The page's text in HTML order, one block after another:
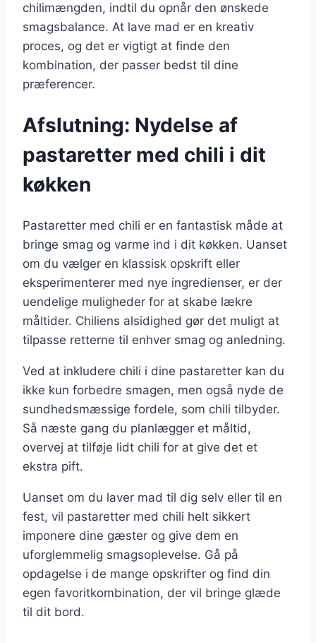
chilimængden, indtil du opnår den ønskede
smagsbalance. At lave mad er en kreativ
proces, og det er vigtigt at finde den
kombination, der passer bedst til dine
præferencer.
Afslutning: Nydelse af
pastaretter med chili i dit
køkken
Pastaretter med chili er en fantastisk måde at
bringe smag og varme ind i dit køkken. Uanset
om du vælger en klassisk opskrift eller
eksperimenterer med nye ingredienser, er der
uendelige muligheder for at skabe lækre
måltider. Chiliens alsidighed gør det muligt at
tilpasse retterne til enhver smag og anledning.
Ved at inkludere chili i dine pastaretter kan du
ikke kun forbedre smagen, men også nyde de
sundhedsmæssige fordele, som chili tilbyder.
Så næste gang du planlægger et måltid,
overvej at tilføje lidt chili for at give det et
ekstra pift.
Uanset om du laver mad til dig selv eller til en
fest, vil pastaretter med chili helt sikkert
imponere dine gæster og give dem en
uforglemmelig smagsoplevelse. Gå på
opdagelse i de mange opskrifter og find din
egen favoritkombination, der vil bringe glæde
til dit bord.